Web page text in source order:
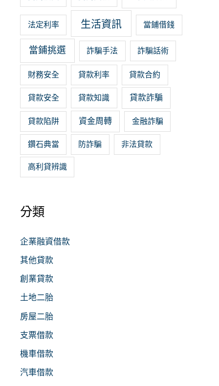
法定利率 生活資訊 當鋪借錢
當鋪挑選 詐騙手法 詐騙話術
財務安全 貸款利率 貸款合約
貸款安全 貸款知識 貸款詐騙
貸款陷阱 資金周轉 金融詐騙
鑽石典當 防詐騙 非法貸款
高利貸辨識
分類
企業融資借款
其他貸款
創業貸款
土地二胎
房屋二胎
支票借款
機車借款
汽車借款